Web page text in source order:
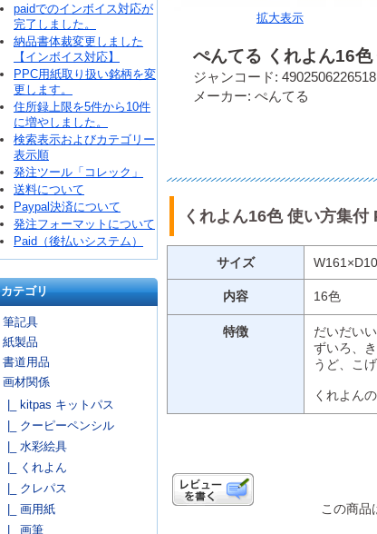
paidでのインボイス対応が
完了しました。
納品書体裁変更しました
【インボイス対応】
PPC用紙取り扱い銘柄を変
更します。
住所録上限を5件から10件
に増やしました。
検索表示およびカテゴリー
表示順
発注ツール「コレック」
送料について
Paypal決済について
発注フォーマットについて
Paid（後払いシステム）
カテゴリ
筆記具
紙製品
書道用品
画材関係
|_ kitpas キットパス
|_ クーピーペンシル
|_ 水彩絵具
|_ くれよん
|_ クレパス
|_ 画用紙
|_ 画筆
拡大表示
ぺんてる くれよん16
ジャンコード: 4902506226518
メーカー: ぺんてる
くれよん16色 使い方集付
サイズ
内容 16色
特徴
だいだい
ずいろ、
うど、こ
くれよん
この商品